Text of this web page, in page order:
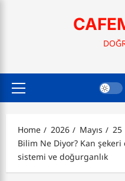
Primary
Home 2026 Mayıs 25
Bilim Ne Diyor? Kan şekeri
sistemi ve doğurganlık